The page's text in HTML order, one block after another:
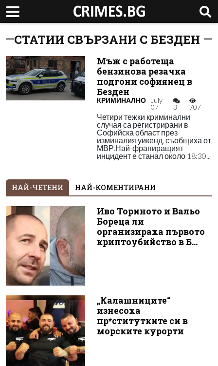
СТАТИИ СВЪРЗАНИ С БЕЗДЕН
Мъж с работеща
бензинова резачка
подгони софиянец в
Безден
КРИМИНАЛНО
July
07
3 707
Четири тежки криминални
случая са регистрирани в
Софийска област през
изминалия уикенд, съобщиха от
МВР.Най-фрапиращият
инцидент е станал около 18:30...
НАЙ-ЧЕТЕНИ НАЙ-КОМЕНТИРАНИ
Иво Ториното и Вальо
Бореца ли
организираха първото
криптоубийство в Б...
„Калашниците“
изнесоха
пр*ститутките си в
морските курорти